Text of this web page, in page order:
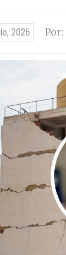
2026 Por: